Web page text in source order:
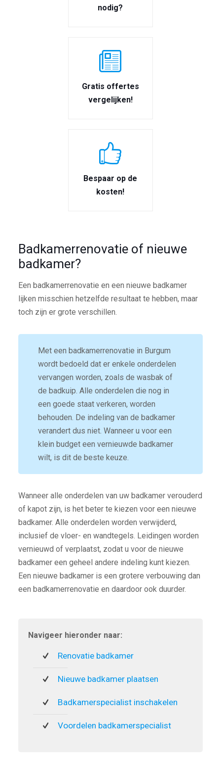
nodig?
Gratis offertes
vergelijken!
Bespaar op de
kosten!
Badkamerrenovatie of nieuwe
badkamer?
Een badkamerrenovatie en een nieuwe badkamer
lijken misschien hetzelfde resultaat te hebben, maar
toch zijn er grote verschillen.
Met een badkamerrenovatie in Burgum
wordt bedoeld dat er enkele onderdelen
vervangen worden, zoals de wasbak of
de badkuip. Alle onderdelen die nog in
een goede staat verkeren, worden
behouden. De indeling van de badkamer
verandert dus niet. Wanneer u voor een
klein budget een vernieuwde badkamer
wilt, is dit de beste keuze.
Wanneer alle onderdelen van uw badkamer verouderd
of kapot zijn, is het beter te kiezen voor een nieuwe
badkamer. Alle onderdelen worden verwijderd,
inclusief de vloer- en wandtegels. Leidingen worden
vernieuwd of verplaatst, zodat u voor de nieuwe
badkamer een geheel andere indeling kunt kiezen.
Een nieuwe badkamer is een grotere verbouwing dan
een badkamerrenovatie en daardoor ook duurder.
Navigeer hieronder naar:
Renovatie badkamer
Nieuwe badkamer plaatsen
Badkamerspecialist inschakelen
Voordelen badkamerspecialist